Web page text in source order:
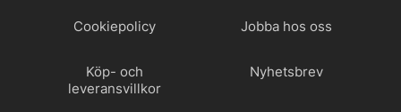
Cookiepolicy Jobba hos oss
Köp- och
leveransvillkor
Nyhetsbrev